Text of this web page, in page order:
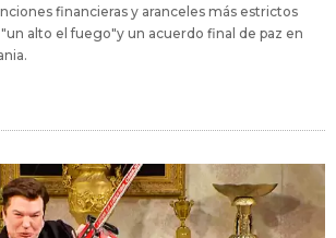
financieras y aranceles más estrictos
"un alto el fuego"y un acuerdo final de paz en